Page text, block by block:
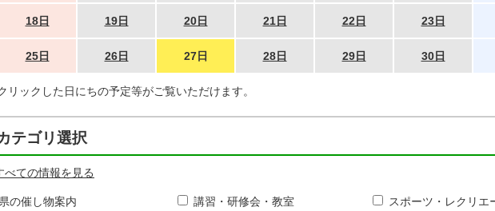
18日 19日 20日 21日 22日 23日
25日 26日 27日 28日 29日 30日
リックした日にちの予定等がご覧いただけます。
テゴリ選択
べての情報を見る
県の催し物案内 講習・研修会・教室
スポーツ・レクリエ